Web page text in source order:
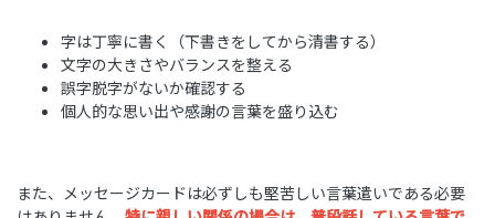
字は丁寧に書く（下書きをしてから清書する）
文字の大きさやバランスを整える
誤字脱字がないか確認する
個人的な思い出や感謝の言葉を盛り込む
また、メッセージカードは必ずしも堅苦しい言葉遣いである必要